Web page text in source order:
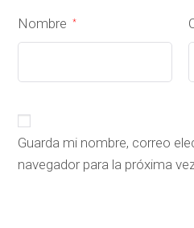
Nombre *
Guarda mi nombre, correo
navegador para la próxima